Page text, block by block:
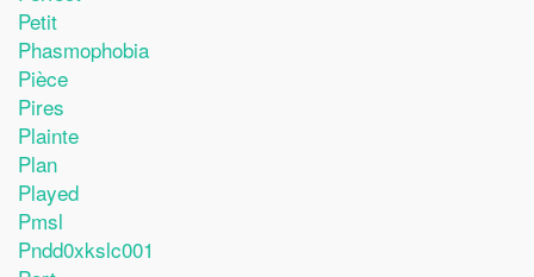
Petit
Phasmophobia
Pièce
Pires
Plainte
Plan
Played
Pmsl
Pndd0xkslc001